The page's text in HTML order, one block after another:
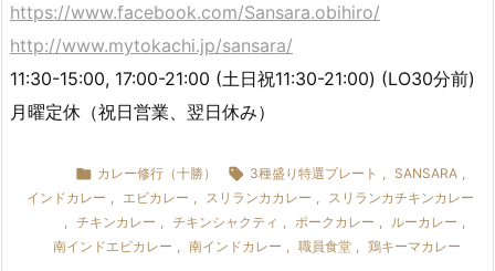
https://www.facebook.com/Sansara.obihiro/
http://www.mytokachi.jp/sansara/
11:30-15:00, 17:00-21:00 (土日祝11:30-21:00) (LO30分前)
月曜定休（祝日営業、翌日休み）
 カレー修行（十勝）  3種盛り特選プレート , SANSARA ,
インドカレー , エビカレー , スリランカカレー , スリランカチキンカレー
, チキンカレー , チキンシャクティ , ポークカレー , ルーカレー ,
南インドエビカレー , 南インドカレー , 職員食堂 , 鶏キーマカレー